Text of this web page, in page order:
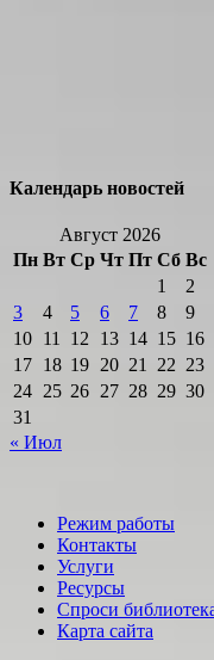
Календарь новостей
Август 2026
Пн Вт Ср Чт Пт Сб Вс
1
2
3
4 5 6 7 8
9
10 11 12 13 14 15 16
17 18 19 20 21 22 23
24 25 26 27 28 29 30
31
« Июл
Режим работы
Контакты
Услуги
Ресурсы
Спроси
Карта сайта